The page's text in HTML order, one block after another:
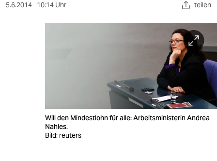
veranstaltungen
5.6.2014 10:14 Uhr teilen
Will den Mindestlohn für alle: Arbeitsministerin Andrea
Nahles.
Bild: reuters